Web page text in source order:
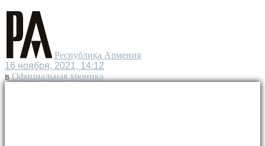
Республика Армения
16 ноября, 2021, 14:12
в Официальная хроника